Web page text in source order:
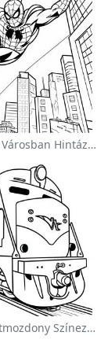
Pókember A Városban Hintázva Színezőlap
Színes Vonatmozdony Színezőlap